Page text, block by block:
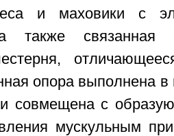
и маховики с
также связанная
опора выполнена
совмещена с
мускульным